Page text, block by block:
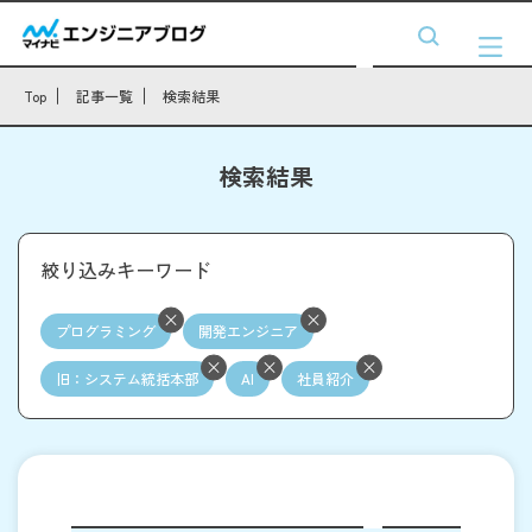
Top 記事一覧 検索結果
検索結果
絞り込みキーワード
プログラミング 開発エンジニア
旧：システム統括本部 AI 社員紹介